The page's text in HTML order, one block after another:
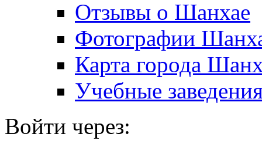
Отзывы о Шанхае
Фотографии
Карта города
Учебные
Войти через: